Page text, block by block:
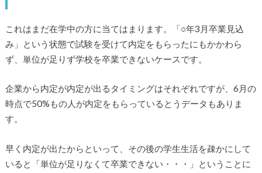
これはまだ在学中の方に当てはまります。「○年3月卒業見込
み」という状態で試験を受けて内定をもらったにもかかわら
ず、単位が足りず学校を卒業できないケースです。
企業から内定が内定が出るタイミングはそれぞれですが、6月の
時点で50%もの人が内定をもらっているとうデータもありま
す。
早く内定が出たからといって、その後の学生生活を疎かにして
いると「単位が足りなくて卒業できない・・・」ということに